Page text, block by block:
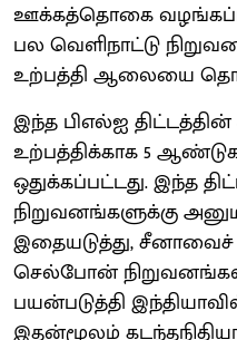
ஊக்கத்தொகை
பல வெளிநாட்டு
உற்பத்தி ஆலையை
இந்த பிஎல்ஐ
உற்பத்திக்காக 5
ஒதுக்கப்பட்டது. இந்த
நிறுவனங்களுக்கு
இதையடுத்து,
செல்போன்
பயன்படுத்தி
இதன்மூலம்